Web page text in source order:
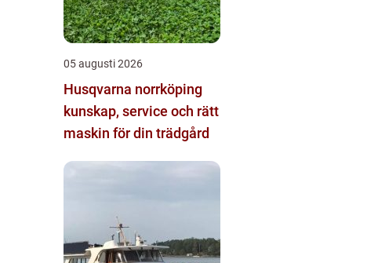
05 augusti 2026
Husqvarna norrköping
kunskap, service och rätt
maskin för din trädgård